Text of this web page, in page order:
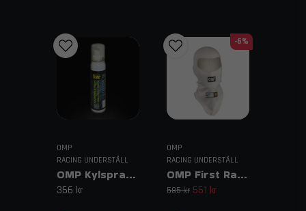
│ Trendab
OMP
RACING UNDERSTÄLL
OMP Kylspray Thermoregulator
356 kr
OMP
RACING UNDERSTÄLL
OMP First Racing Balaclava Vit
585 kr 551 kr
-6%